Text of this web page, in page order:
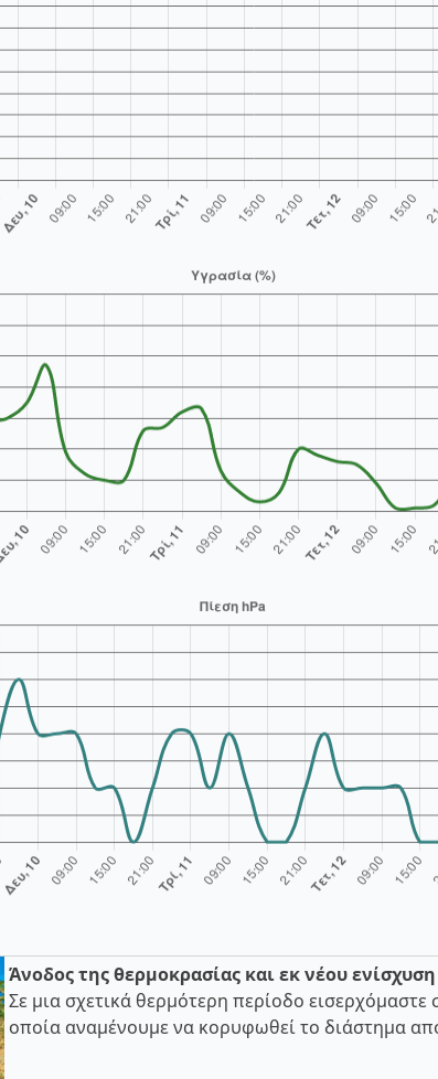
Άνοδος της θερμοκρασίας και εκ νέου
Σε μια σχετικά θερμότερη περίοδο
οποία αναμένουμε να κορυφωθεί το διάστημα